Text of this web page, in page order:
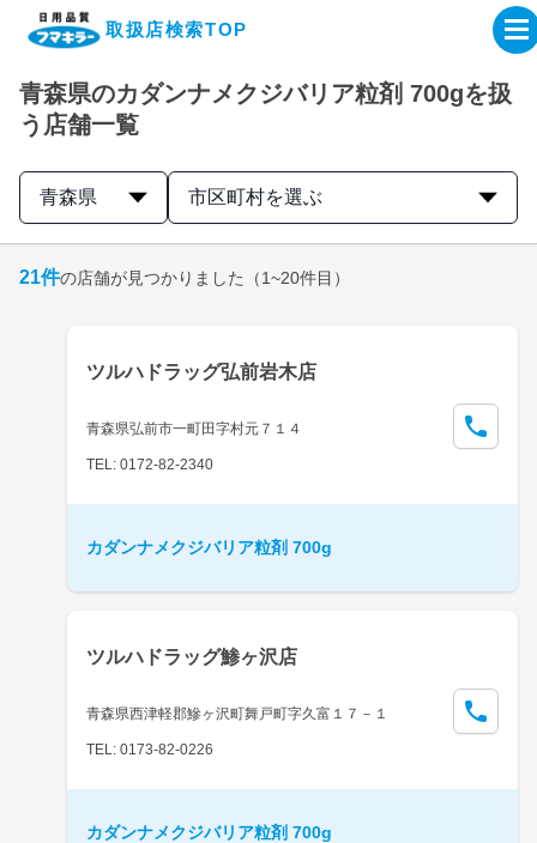
取扱店検索TOP
企業・IR情報サイト
製品情報サイト
取扱店検索はこちら
青森県のカダンナメクジバリア粒剤 700gを扱
う店舗一覧
青森県 市区町村を選ぶ
21件の店舗が見つかりました （1~20件目）
ツルハドラッグ弘前岩木店
青森県弘前市一町田字村元７１４
TEL: 0172-82-2340
カダンナメクジバリア粒剤 700g
ツルハドラッグ鯵ヶ沢店
青森県西津軽郡鰺ヶ沢町舞戸町字久富１７－１
TEL: 0173-82-0226
カダンナメクジバリア粒剤 700g